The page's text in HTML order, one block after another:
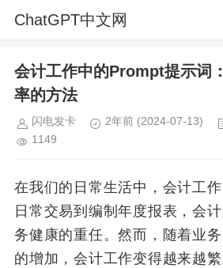
ChatGPT中文网
会计工作中的Prompt提示词
率的方法
闪电发卡 2年前 (2024-07-13)
1149
在我们的日常生活中，会计工
日常交易到编制年度报表，会
务健康的重任。然而，随着业
的增加，会计工作变得越来越